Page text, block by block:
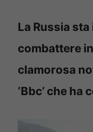
La Russia
combattere
clamorosa
‘Bbc’ che